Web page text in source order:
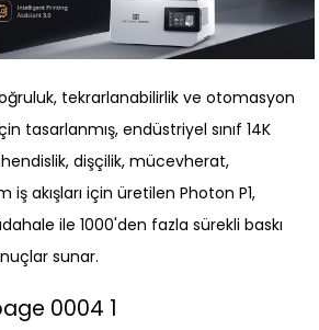
tekrarlanabilirlik ve otomasyon
tasarlanmış, endüstriyel sınıf 14K
dişçilik, mücevherat,
akışları için üretilen Photon P1,
ile 1000'den fazla sürekli baskı
sunar.